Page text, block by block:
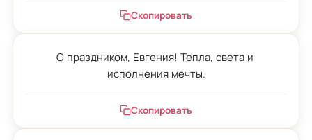
Скопировать
С праздником, Евгения! Тепла, света и
исполнения мечты.
Скопировать